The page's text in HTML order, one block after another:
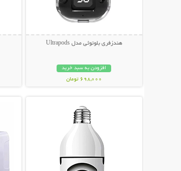
هندزفری بلوتوثی مدل Ultrapods
افزودن به سبد خرید
698,000 تومان